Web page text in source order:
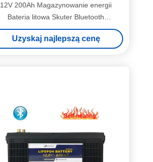
12V 200Ah Magazynowanie energii
Bateria litowa Skuter Bluetooth
Ogrzewanie Bateria litowa
Uzyskaj najlepszą cenę